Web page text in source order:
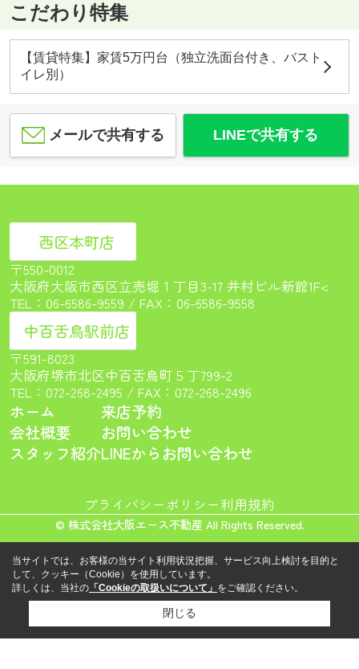
こだわり特集
【賃貸特集】家賃5万円台（独立洗面台付き、バスト
イレ別）
メールで共有する LINEで共有する
西区本町店
〒550-0012
大阪府大阪市西区立売堀１丁目3-17 井村ビル新館1F<
TEL： 06-6586-9559 / FAX：06-6586-9558
中百舌鳥駅前店
〒591-8023
大阪府堺市北区中百舌鳥町５丁799-2
TEL： 072-268-2495 / FAX：072-268-2496
ホーム
会社概要
スタッフ紹介
来店予約
お問い合わせ
LINEからお問い合わせ
プライバシーポリシー利用規約
© 株式会社大阪エース不動産 All Rights Reserved.
当サイトでは、お客様の当サイト利用状況把握、サービス向上検討を目的と
して、クッキー（Cookie）を使用しています。
詳しくは、当社の 「Cookieの取扱いについて」 をご確認ください。
閉じる